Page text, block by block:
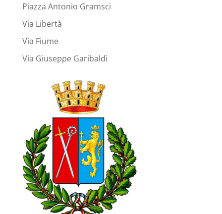
Piazza Antonio Gramsci
Via Libertà
Via Fiume
Via Giuseppe Garibaldi